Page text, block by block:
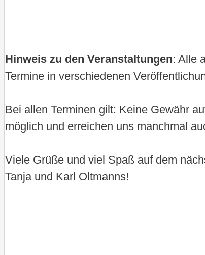
Hinweis zu den Veranstaltungen: Alle
Termine in verschiedenen
Bei allen Terminen gilt: Keine Gewähr
möglich und erreichen uns manchmal
Viele Grüße und viel Spaß auf dem
Tanja und Karl Oltmanns!